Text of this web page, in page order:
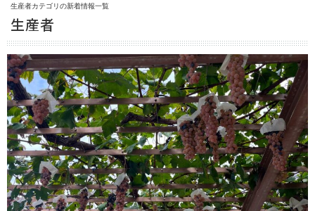
生産者カテゴリの新着情報一覧
生産者